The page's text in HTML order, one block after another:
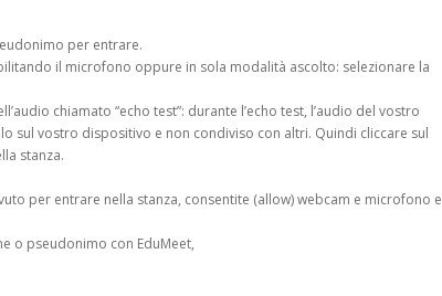
per entrare.
il microfono oppure in sola modalità ascolto: selezionare la
chiamato “echo test”: durante l’echo test, l’audio del vostro
sul vostro dispositivo e non condiviso con altri. Quindi cliccare sul
stanza.
per entrare nella stanza, consentite (allow) webcam e microfono e
o pseudonimo con EduMeet,